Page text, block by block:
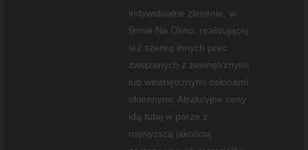
indywidualne zlecenie, w
firmie Na Okno, realizującej
też szereg innych prac
związanych z zewnętrznymi
lub wewnętrznymi osłonami
okiennymi. Atrakcyjne ceny
idą tutaj w parze z
najwyższą jakością